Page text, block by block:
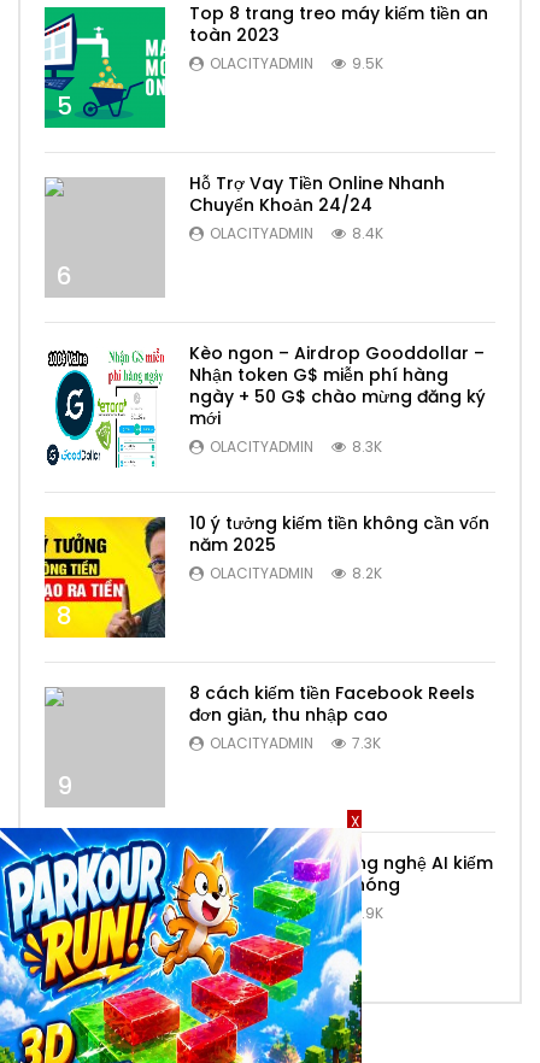
5
Top 8 trang treo máy kiếm tiền an
toàn 2023
OLACITYADMIN 9.5K
6
Hỗ Trợ Vay Tiền Online Nhanh
Chuyển Khoản 24/24
OLACITYADMIN 8.4K
7
Kèo ngon – Airdrop Gooddollar –
Nhận token G$ miễn phí hàng
ngày + 50 G$ chào mừng đăng ký
mới
OLACITYADMIN 8.3K
8
10 ý tưởng kiếm tiền không cần vốn
năm 2025
OLACITYADMIN 8.2K
9
8 cách kiếm tiền Facebook Reels
đơn giản, thu nhập cao
OLACITYADMIN 7.3K
10
Top 6 ứng dụng công nghệ AI kiếm
tiền online nhanh chóng
OLACITYADMIN 6.9K
X